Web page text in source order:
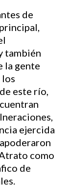
de
también
la gente
los
este río,
ejercida
como
de